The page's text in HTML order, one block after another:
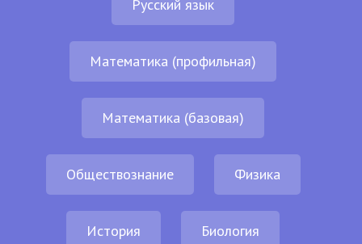
Русский язык
Математика (профильная)
Математика (базовая)
Обществознание Физика
История Биология